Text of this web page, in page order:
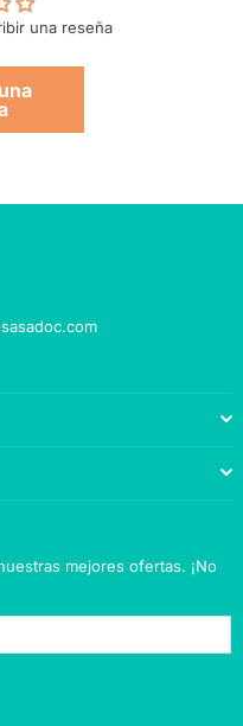
una reseña
mejores ofertas. ¡No